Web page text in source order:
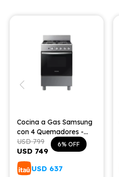
Cocina a Gas Samsung
con 4 Quemadores -
Black
USD 749
USD 799 6
USD 637